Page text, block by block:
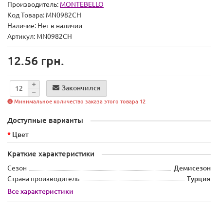
Производитель: MONTEBELLO
Код Товара: MN0982CH
Наличие: Нет в наличии
Артикул: MN0982CH
12.56 грн.
Закончился
Минимальное количество заказа этого товара 12
Доступные варианты
Цвет
Краткие характеристики
Сезон
Демисезон
Страна производитель
Турция
Все характеристики